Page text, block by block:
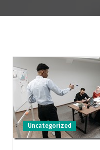
Uncategorized